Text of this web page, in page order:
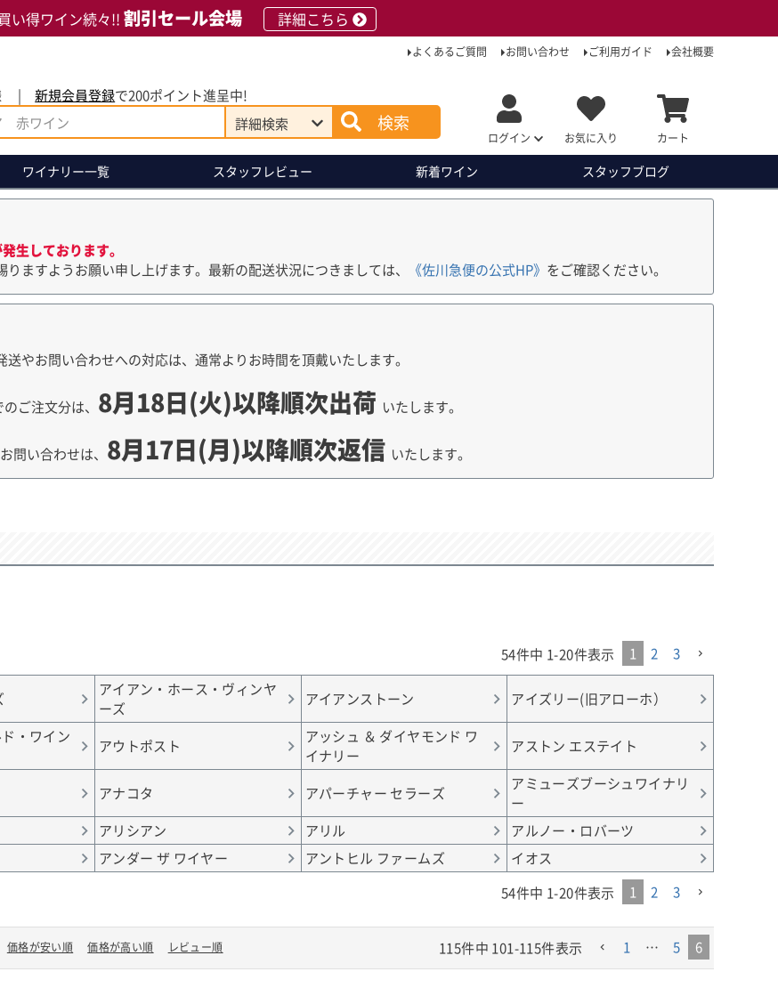
い得ワイン続々!! 割引セール会場 詳細こちら
新規会員登録で200ポイント進呈中!
詳細検索 検索
ログイン お気に入り カート
よくあるご質問 お問い合わせ ご利用ガイド 会社概要
ワイナリー一覧 スタッフレビュー 新着ワイン スタッフブログ
生しております。
ますようお願い申し上げます。最新の配送状況につきましては、
《佐川急便の公式HP》 をご確認ください。
やお問い合わせへの対応は、通常よりお時間を頂戴いたします。
のご注文分は、 8月18日(火)以降順次出荷 いたします。
問い合わせは、 8月17日(月)以降順次返信 いたします。
54件中 1-20件表示 1 2 3
アイアン・ホース・ヴィンヤ
ーズ
アイアンストーン
アイズリー(旧アローホ）
・ワイン
アウトポスト
アッシュ ＆ ダイヤモンド ワ
イナリー
アストン エステイト
アナコタ アパーチャー セラーズ
アミューズブーシュワイナリ
ー
アリシアン アリル
アルノー・ロバーツ
アンダー ザ ワイヤー アントヒル ファームズ
イオス
54件中 1-20件表示 1 2 3
価格が安い順 価格が高い順 レビュー順 115件中 101-115件表示 1 … 5 6